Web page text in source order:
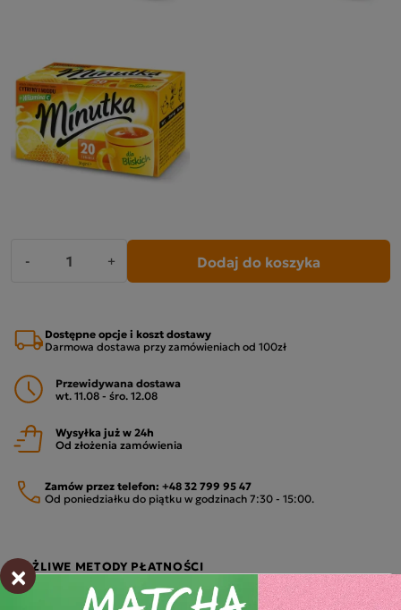
- + Dodaj do koszyka
Dostępne opcje i koszt dostawy
Darmowa dostawa przy zamówieniach od 100zł
Przewidywana dostawa
wt. 11.08 - śro. 12.08
Wysyłka już w 24h
Od złożenia zamówienia
Zamów przez telefon: +48 32 799 95 47
Od poniedziałku do piątku w godzinach 7:30 - 15:00.
MOŻLIWE METODY PŁATNOŚCI
×